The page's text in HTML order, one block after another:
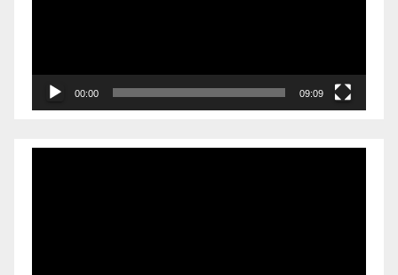
00:00 09:09